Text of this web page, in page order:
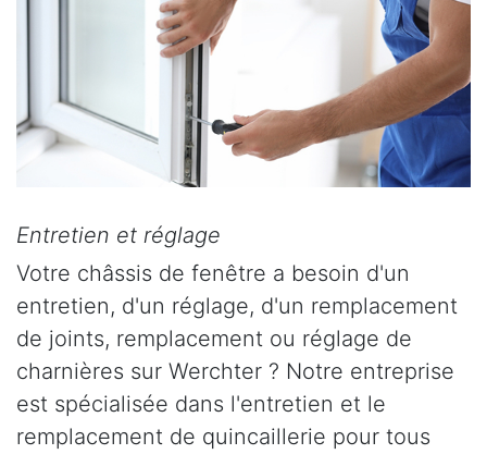
Entretien et réglage
Votre châssis de fenêtre a besoin d'un
entretien, d'un réglage, d'un remplacement
de joints, remplacement ou réglage de
charnières sur Werchter ? Notre entreprise
est spécialisée dans l'entretien et le
remplacement de quincaillerie pour tous